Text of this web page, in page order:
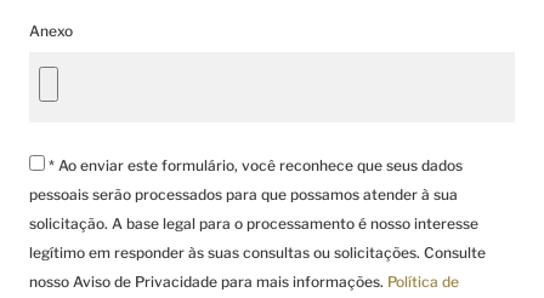
Anexo
* Ao enviar este formulário, você reconhece que seus dados
pessoais serão processados para que possamos atender à sua
solicitação. A base legal para o processamento é nosso interesse
legítimo em responder às suas consultas ou solicitações. Consulte
nosso Aviso de Privacidade para mais informações. Política de